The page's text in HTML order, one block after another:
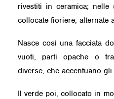
rivestiti in ceramica; nelle
collocate fioriere, alternate
Nasce così una facciata
vuoti, parti opache o
diverse, che accentuano
Il verde poi, collocato in